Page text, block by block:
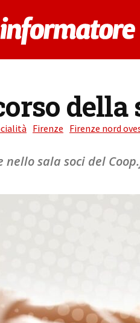
della
Firenze Firenze nord
sala soci del